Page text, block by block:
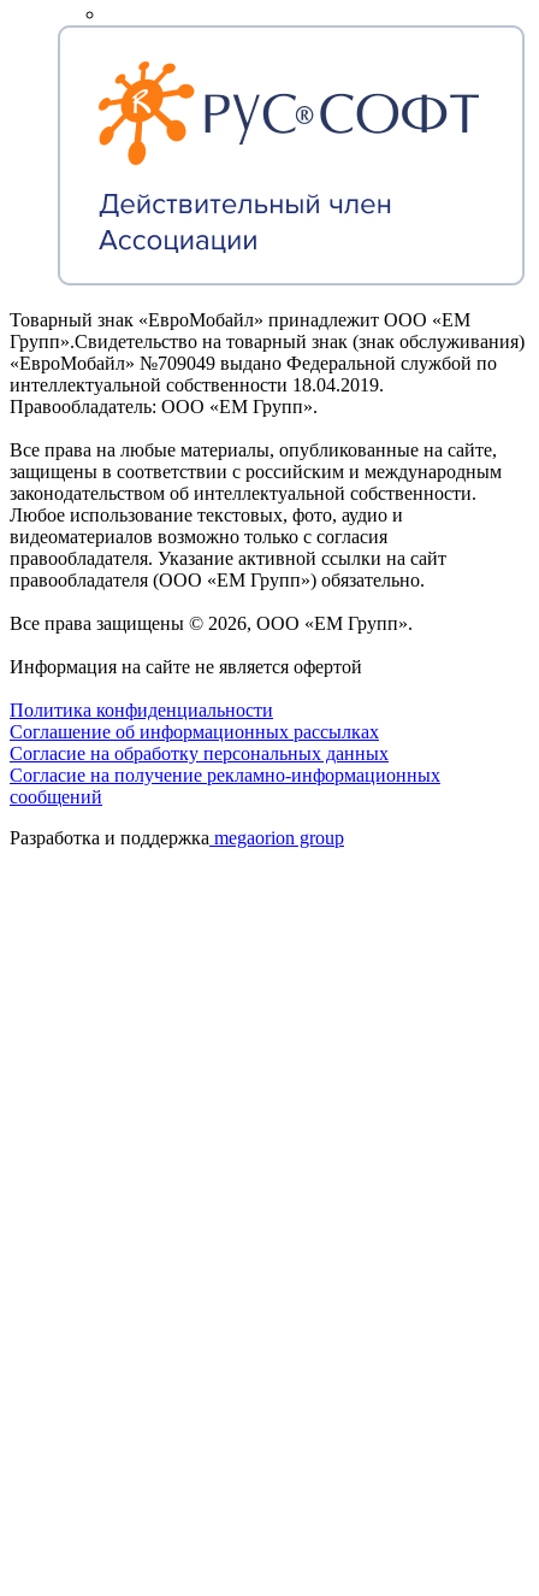
Товарный знак «ЕвроМобайл» принадлежит ООО «ЕМ
Групп».Свидетельство на товарный знак (знак обслуживания)
«ЕвроМобайл» №709049 выдано Федеральной службой по
интеллектуальной собственности 18.04.2019.
Правообладатель: ООО «ЕМ Групп».
Все права на любые материалы, опубликованные на сайте,
защищены в соответствии с российским и международным
законодательством об интеллектуальной собственности.
Любое использование текстовых, фото, аудио и
видеоматериалов возможно только с согласия
правообладателя. Указание активной ссылки на сайт
правообладателя (ООО «ЕМ Групп») обязательно.
Все права защищены © 2026, ООО «ЕМ Групп».
Информация на сайте не является офертой
Политика конфиденциальности
Соглашение об информационных рассылках
Cогласие на обработку персональных данных
Согласие на получение рекламно-информационных
сообщений
Разработка и поддержка megaorion group